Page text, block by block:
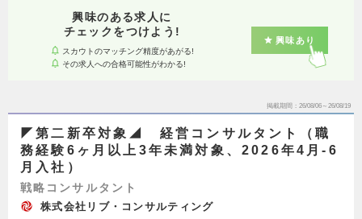
興味のある求人に
チェックをつけよう!
スカウトのマッチング精度があがる!
その求人への合格可能性がわかる!
興味あり
掲載期間 26/08/06～26/08/19
◤第二新卒対象◢ 経営コンサルタント（職
務経験6ヶ月以上3年未満対象、2026年4月-6
月入社）
戦略コンサルタント
株式会社リブ・コンサルティング